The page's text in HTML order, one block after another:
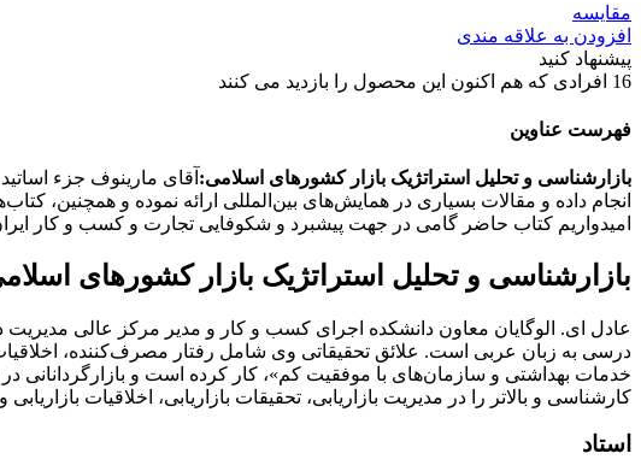
مقایسه
افزودن به علاقه مندی
پیشنهاد کنید
16 افرادی که هم اکنون این محصول را بازدید می کنند
فهرست عناوین
بازارشناسی و تحلیل استراتژیک بازار کشورهای اسلامی: آقای مارینوف جزء
انجام داده و مقالات بسیاری در همایش‌های بین‌المللی ارائه نموده و
امیدواریم کتاب حاضر گامی در جهت پیشبرد و شکوفایی تجارت و کسب و ‌کار
بازارشناسی و تحلیل استراتژیک بازار کشورهای
عادل ای. الوگایان معاون دانشکده اجرای کسب و کار و مدیر مرکز عالی
درسی به زبان عربی است. علائق تحقیقاتی وی شامل رفتار مصرف‌کننده، اخلاقیات
خدمات بهداشتی و سازمان‌های با موفقیت کم»، کار کرده است و
کارشناسی و بالاتر را در مدیریت بازاریابی، تحقیقات بازاریابی، اخلاقیات
استاد